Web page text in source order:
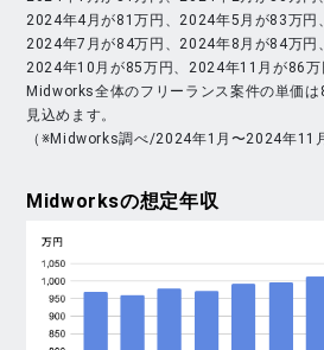
2024年4月が81万円、2024年5月が83万円
2024年7月が84万円、2024年8月が84万円
2024年10月が85万円、2024年11月が86万
Midworks全体のフリーランス案件の単価
見込めます。
（※Midworks調べ/2024年1月〜2024年11
Midworksの想定年収